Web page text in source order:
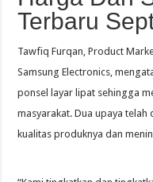
Terbaru
Tawfiq Furqan, Product
Samsung Electronics,
ponsel layar lipat sehingga
masyarakat. Dua upaya telah
kualitas produknya dan